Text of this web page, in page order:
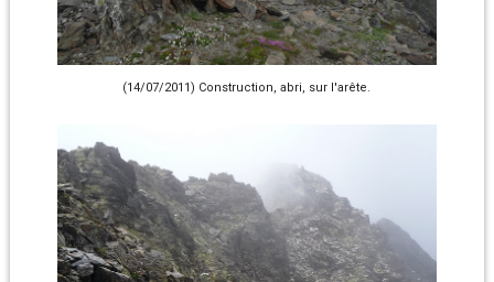
(14/07/2011) Construction, abri, sur l'arête.